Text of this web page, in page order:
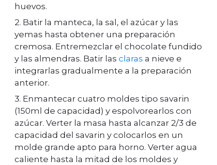
huevos.
2. Batir la manteca, la sal, el azúcar y las
yemas hasta obtener una preparación
cremosa. Entremezclar el chocolate fundido
y las almendras. Batir las claras a nieve e
integrarlas gradualmente a la preparación
anterior.
3. Enmantecar cuatro moldes tipo savarin
(150ml de capacidad) y espolvorearlos con
azúcar. Verter la masa hasta alcanzar 2/3 de
capacidad del savarin y colocarlos en un
molde grande apto para horno. Verter agua
caliente hasta la mitad de los moldes y